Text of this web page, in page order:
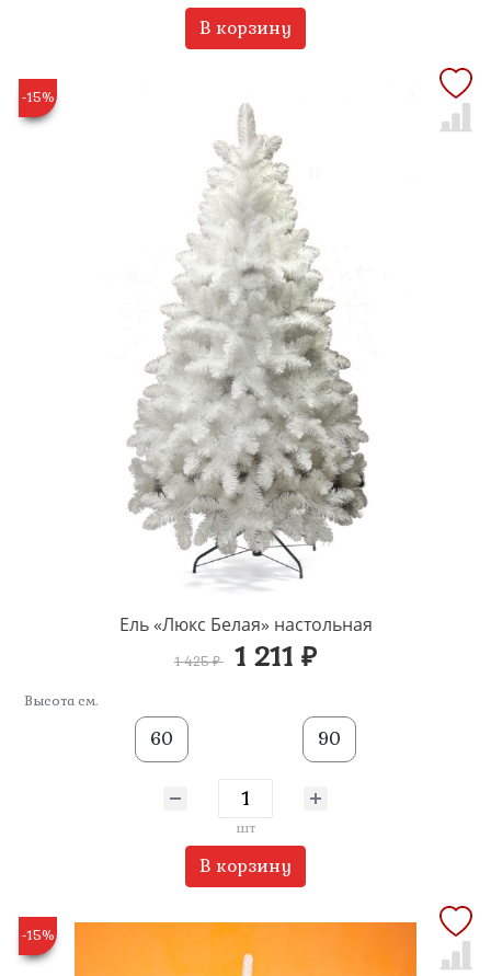
В корзину
-15%
Ель «Люкс Белая» настольная
1 425 ₽ 1 211 ₽
Высота см.
60 90
шт
В корзину
-15%